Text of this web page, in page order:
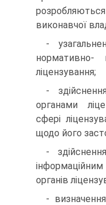
виконавчої
-
нормативно-
ліцензування;
-
органами
сфері
щодо його
-
органів
-